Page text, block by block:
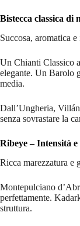
Bistecca classica di
Succosa, aromatica e
Un Chianti Classico
elegante. Un Barolo
media.
Dall’Ungheria,
senza sovrastare la
Ribeye – Intensità
Ricca marezzatura e
Montepulciano
perfettamente.
struttura.